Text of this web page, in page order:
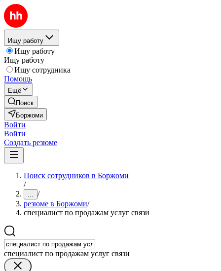
Ищу работу
Ищу работу
Ищу работу
Ищу сотрудника
Помощь
Ещё
Поиск
Боржоми
Войти
Войти
Создать резюме
Поиск сотрудников в Боржоми
/
... /
резюме в Боржоми/
специалист по продажам услуг связи
специалист по продажам услуг связи